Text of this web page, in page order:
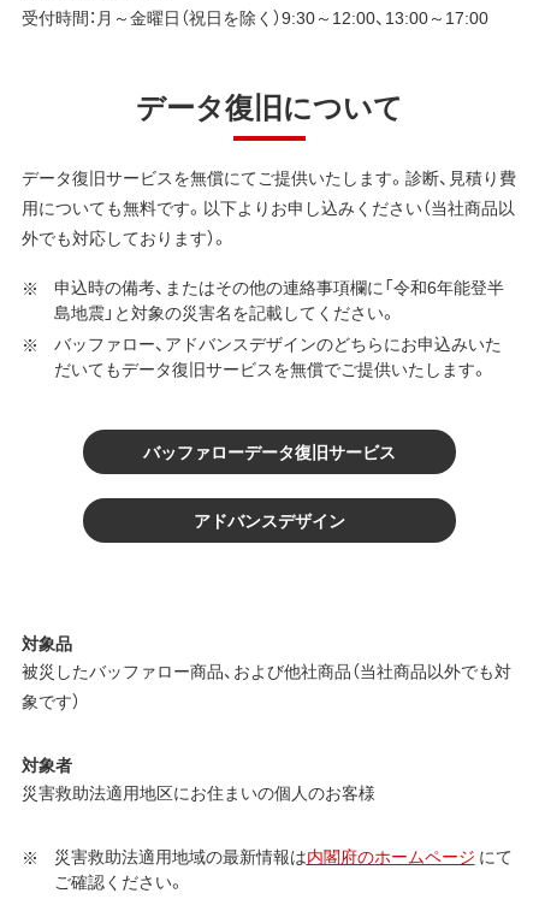
受付時間：月～金曜日（祝日を除く）9:30～12:00、13:00～17:00
データ復旧について
データ復旧サービスを無償にてご提供いたします。診断、見積り費
用についても無料です。以下よりお申し込みください（当社商品以
外でも対応しております）。
申込時の備考、またはその他の連絡事項欄に「令和6年能登半
島地震」と対象の災害名を記載してください。
バッファロー、アドバンスデザインのどちらにお申込みいた
だいてもデータ復旧サービスを無償でご提供いたします。
バッファローデータ復旧サービス
アドバンスデザイン
対象品
被災したバッファロー商品、および他社商品（当社商品以外でも対
象です）
対象者
災害救助法適用地区にお住まいの個人のお客様
災害救助法適用地域の最新情報は内閣府のホームページ にて
ご確認ください。